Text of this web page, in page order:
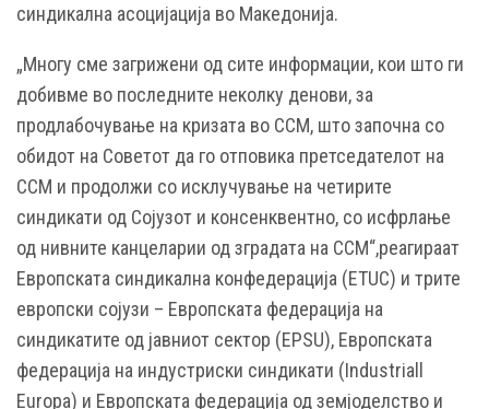
синдикална асоцијација во Македонија.
„Многу сме загрижени од сите информации, кои што ги
добивме во последните неколку денови, за
продлабочување на кризата во ССМ, што започна со
обидот на Советот да го отповика претседателот на
ССМ и продолжи со исклучување на четирите
синдикати од Сојузот и консенквентно, со исфрлање
од нивните канцеларии од зградата на ССМ“,реагираат
Европската синдикална конфедерација (ETUC) и трите
европски сојузи – Европската федерација на
синдикатите од јавниот сектор (EPSU), Европската
федерација на индустриски синдикати (Industriаll
Еuropa) и Европската федерација од земјоделство и